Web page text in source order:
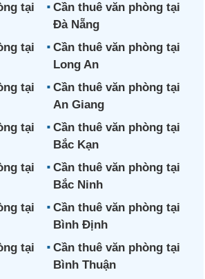
tại
Cần thuê văn phòng tại
Đà Nẵng
tại
Cần thuê văn phòng tại
Long An
tại
Cần thuê văn phòng tại
An Giang
tại
Cần thuê văn phòng tại
Bắc Kạn
tại
Cần thuê văn phòng tại
Bắc Ninh
tại
Cần thuê văn phòng tại
Bình Định
tại
Cần thuê văn phòng tại
Bình Thuận